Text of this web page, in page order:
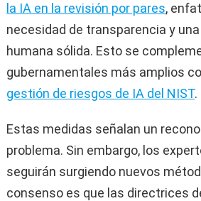
la IA en la revisión por pares,
necesidad de transparencia y
humana sólida. Esto se
gubernamentales más amplios
gestión de riesgos de IA del NIST.
Estas medidas señalan un
problema. Sin embargo, los
seguirán surgiendo nuevos
consenso es que las directrices